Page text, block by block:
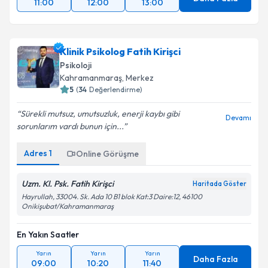
11:00 12:00 13:00
Klinik Psikolog Fatih Kirişci
Psikoloji
Kahramanmaraş, Merkez
5 (34 Değerlendirme)
Sürekli mutsuz, umutsuzluk, enerji kaybı gibi
sorunlarım vardı bunun için...
Devamı
Adres 1 Online Görüşme
Uzm. Kl. Psk. Fatih Kirişci Haritada Göster
Hayrullah, 33004. Sk. Ada 10 B1 blok Kat:3 Daire:12, 46100
Onikişubat/Kahramanmaraş
En Yakın Saatler
Yarın
09:00
Yarın
10:20
Yarın
11:40 Daha Fazla